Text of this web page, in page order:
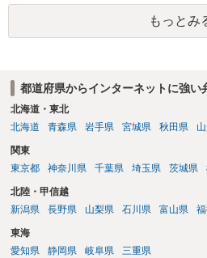
般論として抽象化されて回答に織り込
せんので、その情報自体が、秘密情報
誉棄損として、個人や会社に対する誹
をせずに書き込んだことで（おそらく特
も）、相談者さんが刑事民事の責任に問
私見ながらご参考まで。
もっとみ
都道府県からインターネットに強い
北海道・東北
北海道
青森県 岩手県 宮城県 秋田県
関東
東京都
神奈川県 千葉県 埼玉県 茨城県
北陸・甲信越
新潟県
長野県 山梨県 石川県 富山県
東海
愛知県
静岡県 岐阜県 三重県